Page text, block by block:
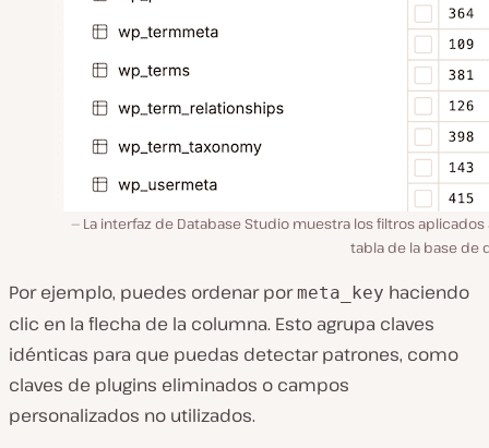
La interfaz de Database Studio muestra los filtros aplicados
tabla de la base de
Por ejemplo, puedes ordenar pormeta_key haciendo
clic en la flecha de la columna. Esto agrupa claves
idénticas para que puedas detectar patrones, como
claves de plugins eliminados o campos
personalizados no utilizados.